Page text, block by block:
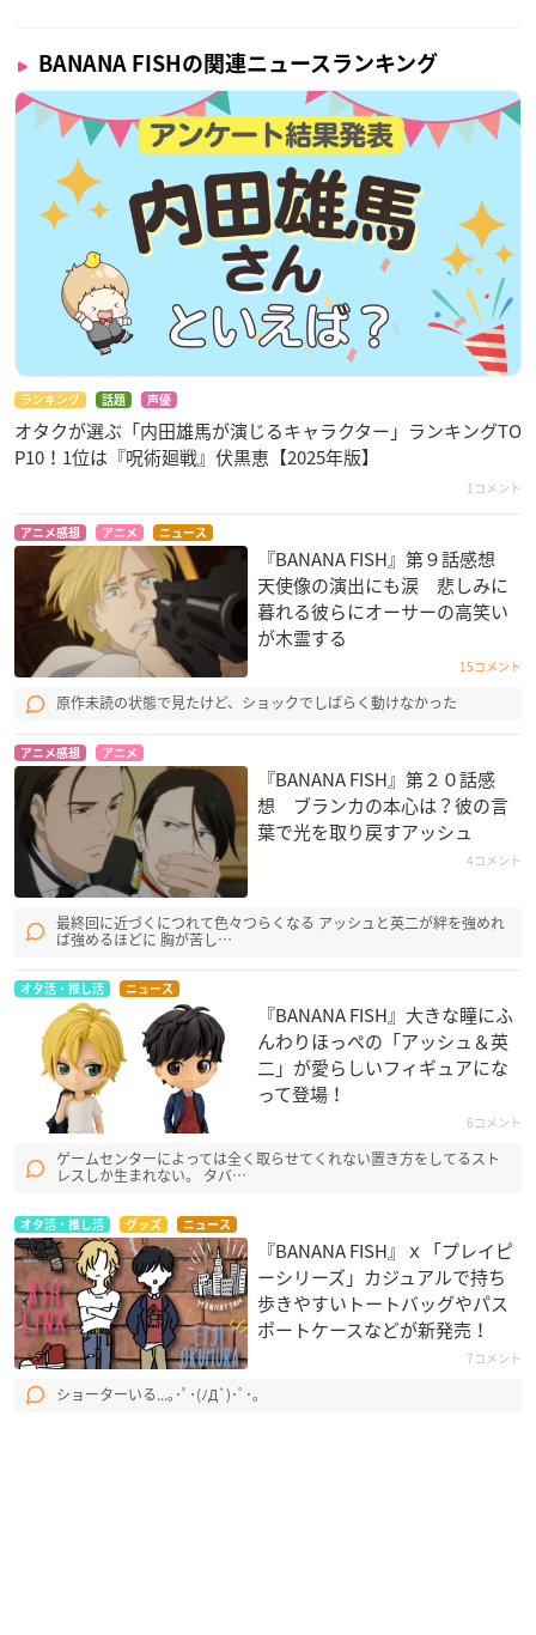
BANANA FISHの関連ニュースランキング
ランキング 話題 声優
オタクが選ぶ「内田雄馬が演じるキャラクター」ランキングTO
P10！1位は『呪術廻戦』伏黒恵【2025年版】
1コメント
アニメ感想 アニメ ニュース
『BANANA FISH』第９話感想
天使像の演出にも涙 悲しみに
暮れる彼らにオーサーの高笑い
が木霊する
15コメント
原作未読の状態で見たけど、ショックでしばらく動けなかった
アニメ感想 アニメ
『BANANA FISH』第２０話感
想 ブランカの本心は？彼の言
葉で光を取り戻すアッシュ
4コメント
最終回に近づくにつれて色々つらくなる アッシュと英二が絆を強めれ
ば強めるほどに 胸が苦し…
オタ活・推し活 ニュース
『BANANA FISH』大きな瞳にふ
んわりほっぺの「アッシュ＆英
二」が愛らしいフィギュアにな
って登場！
6コメント
ゲームセンターによっては全く取らせてくれない置き方をしてるスト
レスしか生まれない。 タバ…
オタ活・推し活 グッズ ニュース
『BANANA FISH』ｘ「プレイピ
ーシリーズ」カジュアルで持ち
歩きやすいトートバッグやパス
ポートケースなどが新発売！
7コメント
ショーターいる...｡･ﾟ･(ﾉД`)･ﾟ･｡